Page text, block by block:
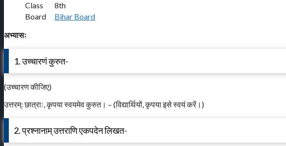
Class
8th
Board
Bihar Board
अभ्यासः
1. उच्चारणं कुरुत-
(उच्चारण कीजिए)
उत्तरम्: छात्राः, कृपया स्वयमेव कुरुत। – (विद्यार्थियों, कृपया इसे स्वयं करें।)
2. प्रश्नानाम् उत्तराणि एकपदेन लिखत-